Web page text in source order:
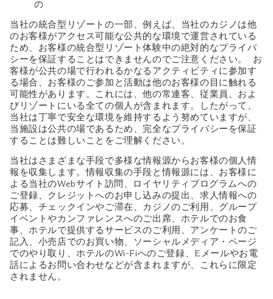
の
当社の統合型リゾートの一部、例えば、当社のカジノは他
のお客様がアクセス可能な公共的な環境で運営されている
ため、お客様の統合型リゾート体験中の絶対的なプライバ
シーを保証することはできませんのでご注意ください。 お
客様が公共の場で行われるかなるアクティビティに参加す
る場合、お客様のご参加と活動は他のお客様の目に触れる
可能性があります。これには、他の常連客、従業員、およ
びリゾートにいる全ての個人が含まれます。したがって、
当社は丁寧で安全な環境を維持するよう努めていますが、
当施設は公共の場であるため、完全なプライバシーを保証
することは難しいことをご理解ください。
当社はさまざまな手段で多様な情報源からお客様の個人情
報を収集します。情報収集の手段と情報源には、お客様に
よる当社のWebサイト訪問、ロイヤリティプログラムへの
ご登録、クレジットへのお申し込みの提出、求人情報への
応募、チェックインやご滞在、カジノのご利用、グループ
イベントやカンファレンスへのご出席、ホテルでのお食
事、ホテルで提供するサービスのご利用、アンケートのご
記入、小売店でのお買い物、ソーシャルメディア・ページ
でのやり取り、ホテルのWi-Fiへのご登録、Eメールやお電
話によるお問い合わせなどが含まれますが、これらに限定
されません。